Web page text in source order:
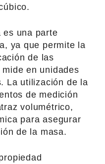
es una parte
ya que permite la
de las
en unidades
La utilización de la
de medición
volumétrico,
para asegurar
de la masa.